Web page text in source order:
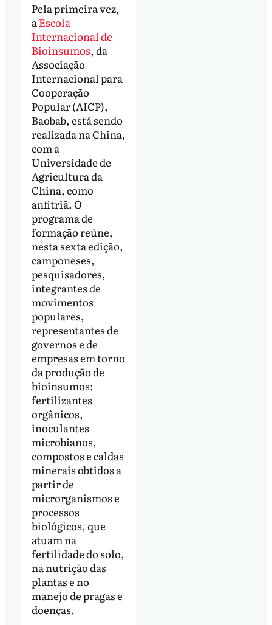
Pela primeira vez,
aEscola
Internacional de
Bioinsumos, da
Associação
Internacional para
Cooperação
Popular (AICP),
Baobab, está sendo
realizada na China,
com a
Universidade de
Agricultura da
China, como
anfitriã. O
programa de
formação reúne,
nesta sexta edição,
camponeses,
pesquisadores,
integrantes de
movimentos
populares,
representantes de
governos e de
empresas em torno
da produção de
bioinsumos:
fertilizantes
orgânicos,
inoculantes
microbianos,
compostos e caldas
minerais obtidos a
partir de
microrganismos e
processos
biológicos, que
atuam na
fertilidade do solo,
na nutrição das
plantas e no
manejo de pragas e
doenças.